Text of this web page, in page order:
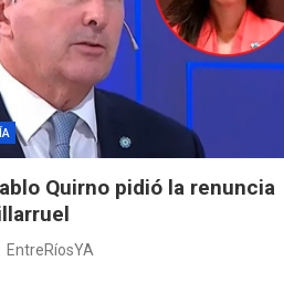
Quirno pidió la renuncia
EntreRíosYA